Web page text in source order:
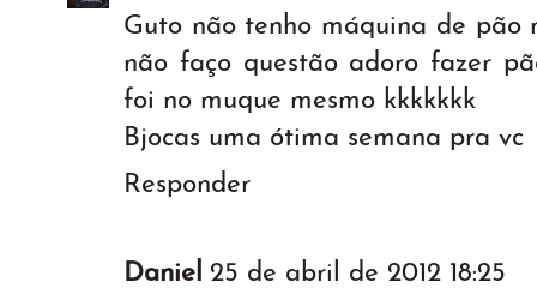
Guto não tenho máquina de pão
não faço questão adoro fazer
foi no muque mesmo kkkkkkk
Bjocas uma ótima semana pra vc
Responder
Daniel 25 de abril de 2012 18:25